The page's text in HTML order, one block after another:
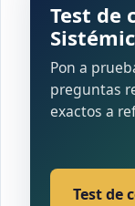
Test de
Pon a
preguntas
exactos a
Test de